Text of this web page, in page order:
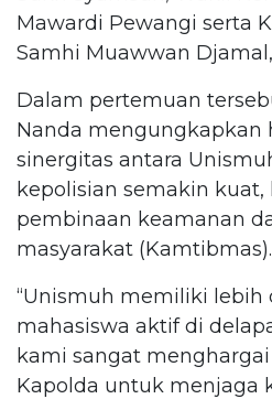
Mawardi Pewangi serta
Samhi Muawwan
Dalam pertemuan
Nanda mengungkapkan
sinergitas antara
kepolisian semakin
pembinaan keamanan
masyarakat (Kamtibmas).
“Unismuh memiliki lebih
mahasiswa aktif di
kami sangat
Kapolda untuk menjaga